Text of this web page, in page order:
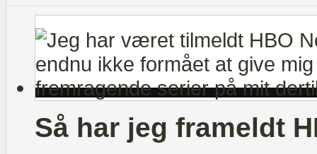
Så har jeg frameldt